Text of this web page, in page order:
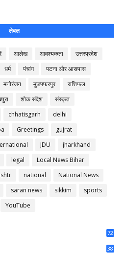
लेबल
आलेख आवश्यकता
उत्तरप्रदेश
धर्म पंचांग
पटना और आसपास
मनोरंजन मुजफ्फरपुर
राशिफल
शोक संदेश
संस्कृत
chhatisgarh
delhi
Greetings
gujrat
JDU
jharkhand
legal
Local News Bihar
national
National News
saran news sikkim
sports
YouTube
72
38